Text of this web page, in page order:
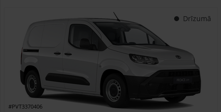
Drīzumā
#PVT3370406